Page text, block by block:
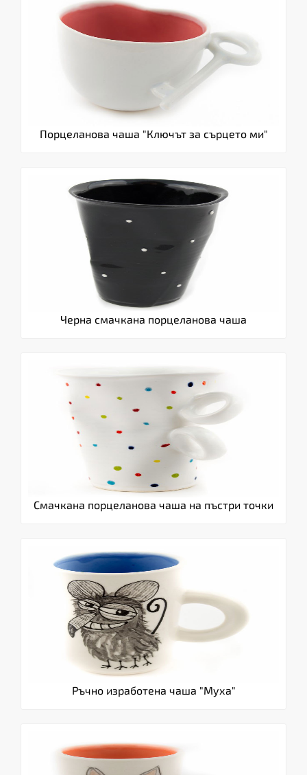
Порцеланова чаша "Ключът за сърцето ми"
Черна смачкана порцеланова чаша
Смачкана порцеланова чаша на пъстри точки
Ръчно изработена чаша "Муха"